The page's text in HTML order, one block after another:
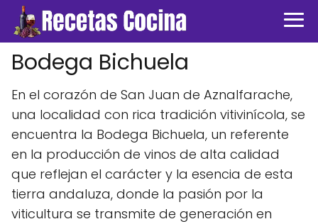
Bodega Bichuela
En el corazón de San Juan de Aznalfarache,
una localidad con rica tradición vitivinícola, se
encuentra la Bodega Bichuela, un referente
en la producción de vinos de alta calidad
que reflejan el carácter y la esencia de esta
tierra andaluza, donde la pasión por la
viticultura se transmite de generación en